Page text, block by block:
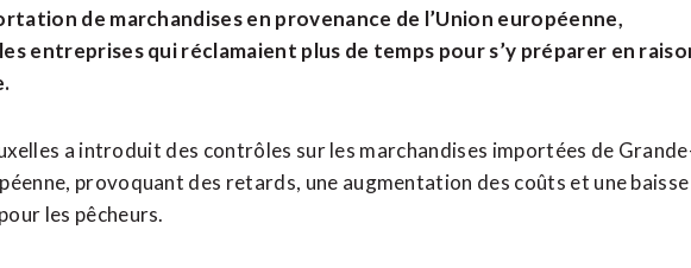
de marchandises en provenance de l’Union européenne,
entreprises qui réclamaient plus de temps pour s’y préparer en
a introduit des contrôles sur les marchandises importées de
provoquant des retards, une augmentation des coûts et une
les pêcheurs.